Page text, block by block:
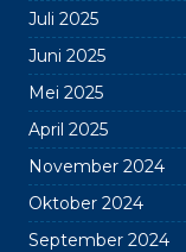
Juli 2025
Juni 2025
Mei 2025
April 2025
November 2024
Oktober 2024
September 2024